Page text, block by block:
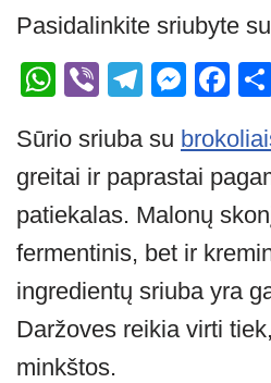
Pasidalinkite sriubyte
W
at
s
A
p
p
Vi
er
T
e
gr
a
m
M
ss
e
n
g
er
F
c
e
b
o
o
k
Sūrio sriuba su
greitai ir paprastai
patiekalas. Malonų
fermentinis, bet ir
ingredientų sriuba yra
Daržoves reikia virti
minkštos.